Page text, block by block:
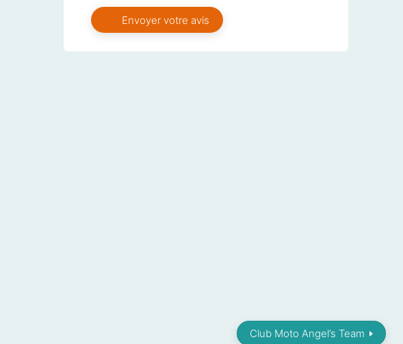
Club Moto Angel’s Team